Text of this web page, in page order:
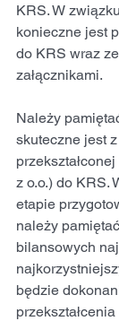
KRS. W
konieczne jest
do KRS wraz
załącznikami.
Należy
skuteczne jest
z o.o.) do KRS.
etapie
należy
bilansowych
będzie